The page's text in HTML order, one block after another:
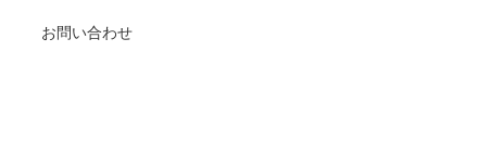
お問い合わせ